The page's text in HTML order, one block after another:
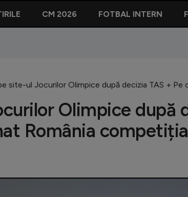
CM 2026 FOTBAL INTERN
site-ul Jocurilor Olimpice după decizia TAS + Pe
Olimpice după
România